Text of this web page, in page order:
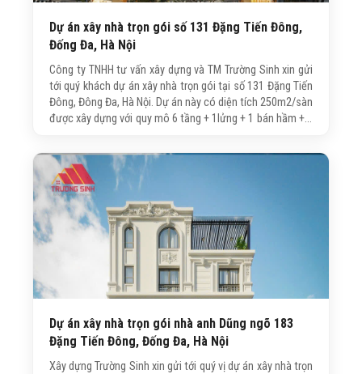
Dự án xây nhà trọn gói số 131 Đặng Tiến Đông,
Đống Đa, Hà Nội
Công ty TNHH tư vấn xây dựng và TM Trường Sinh xin gửi
tới quý khách dự án xây nhà trọn gói tại số 131 Đặng Tiến
Đông, Đông Đa, Hà Nội. Dự án này có diện tích 250m2/sàn
được xây dựng với quy mô 6 tầng + 1lửng + 1 bán hầm + 1
trực tiếp công ty Trường Sinh tư vấn thiết kế và thi công.
Dự án xây nhà trọn gói nhà anh Dũng ngõ 183
Đặng Tiến Đông, Đống Đa, Hà Nội
Xây dựng Trường Sinh xin gửi tới quý vị dự án xây nhà trọn